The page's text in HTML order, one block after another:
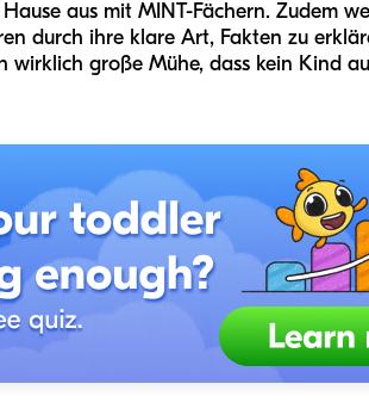
aus mit MINT-Fächern. Zudem
durch ihre klare Art, Fakten zu
wirklich große Mühe, dass kein Kind